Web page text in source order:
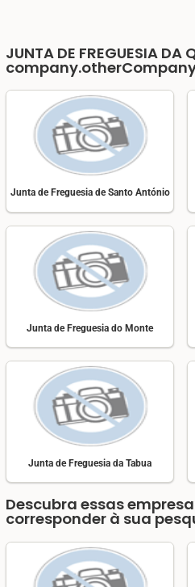
JUNTA DE FREGUESIA DA
Junta de Freguesia de Santo António
Junta de Freguesia do Monte
Junta de Freguesia da Tabua
Descubra essas
corresponder à sua